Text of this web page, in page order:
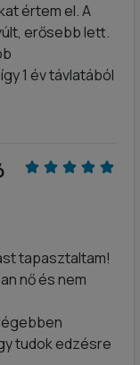
értem el. A
erősebb lett.
1 év távlatából
tapasztaltam!
nő és nem
tudok edzésre